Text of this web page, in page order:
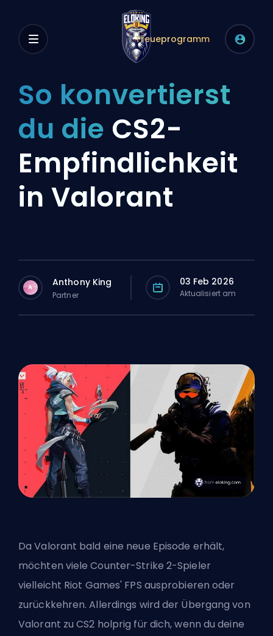
Treueprogramm
So konvertierst
du die CS2-
Empfindlichkeit
in Valorant
A Anthony King
Partner
03 Feb 2026
Aktualisiert am
Da Valorant bald eine neue Episode erhält,
möchten viele Counter-Strike 2-Spieler
vielleicht Riot Games' FPS ausprobieren oder
zurückkehren. Allerdings wird der Übergang von
Valorant zu CS2 holprig für dich, wenn du deine